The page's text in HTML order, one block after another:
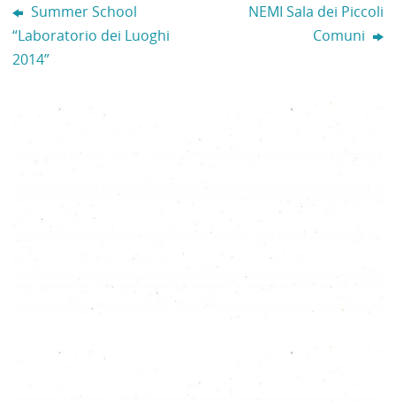
Summer School
“Laboratorio dei Luoghi
2014”
NEMI Sala dei Piccoli
Comuni